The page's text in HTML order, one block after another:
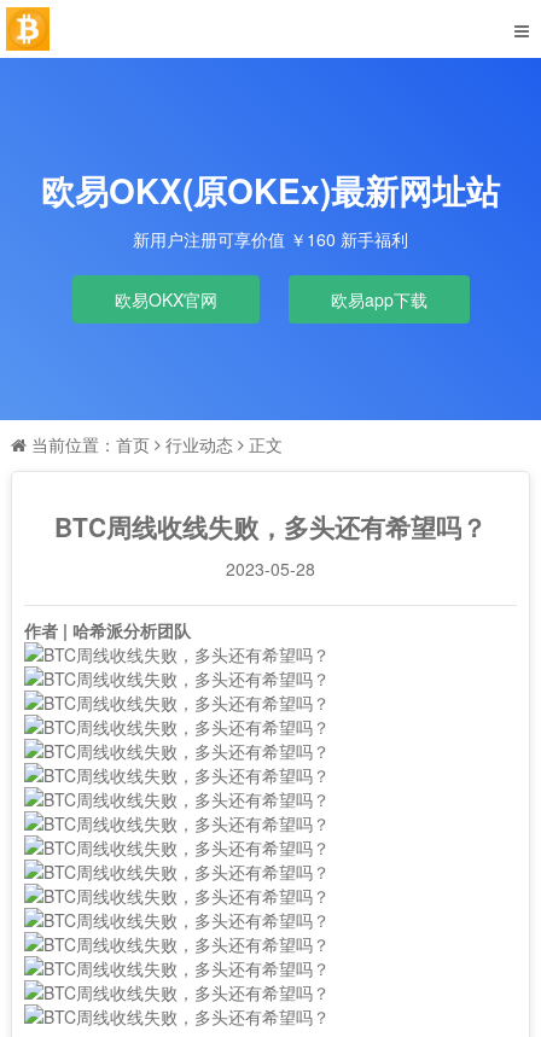
欧易OKX(原OKEx)最新网址站
新用户注册可享价值 ￥160 新手福利
欧易OKX官网 欧易app下载
当前位置： 首页 行业动态 正文
BTC周线收线失败，多头还有希望吗？
2023-05-28
作者 | 哈希派分析团队